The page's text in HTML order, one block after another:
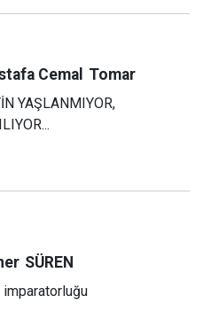
Cemal Tomar
YAŞLANMIYOR,
SÜREN
imparatorluğu